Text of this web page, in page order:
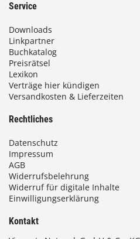
Service
Downloads
Linkpartner
Buchkatalog
Preisrätsel
Lexikon
Verträge hier kündigen
Versandkosten & Lieferzeiten
Rechtliches
Datenschutz
Impressum
AGB
Widerrufsbelehrung
Widerruf für digitale Inhalte
Einwilligungserklärung
Kontakt